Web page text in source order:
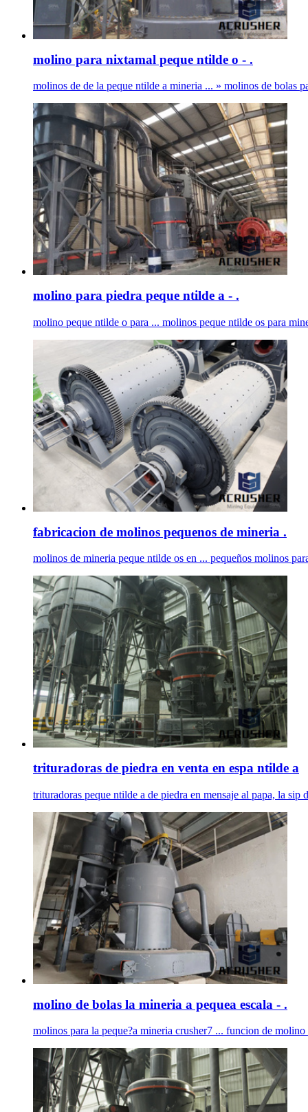
molino para nixtamal peque ntilde o - .
molinos de de la peque ntilde a mineria ... » molinos de bolas
molino para piedra peque ntilde a - .
molino peque ntilde o para ... molinos peque ntilde os para
fabricacion de molinos pequenos de mineria .
molinos de mineria peque ntilde os en ... pequeños molinos
trituradoras de piedra en venta en espa ntilde a
trituradoras peque ntilde a de piedra en mensaje al papa, la
molino de bolas la mineria a pequea escala - .
molinos para la peque?a mineria crusher7 ... funcion de